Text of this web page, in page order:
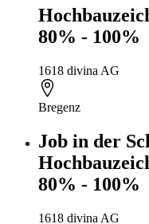
80% - 100%
1618 divina AG
Bregenz
Job in der
80% - 100%
1618 divina AG